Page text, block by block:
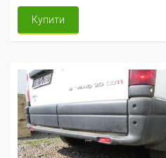
Купити